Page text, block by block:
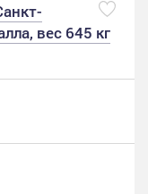
вес 645 кг